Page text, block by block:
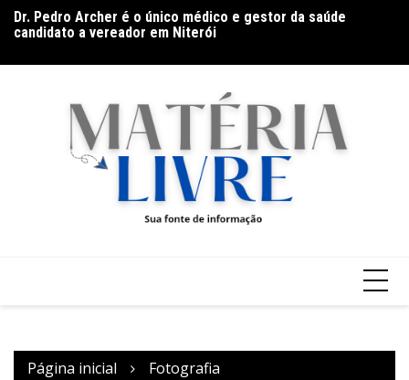
para
conteúdo
Band Bahia realiza tradicional debate entre candidatos ao
Governo da Bahia para mais de 300 cidades neste domingo
Página inicial Fotografia